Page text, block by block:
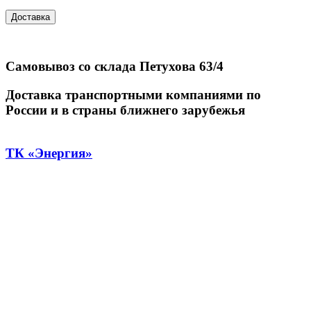
Доставка
Самовывоз со склада Петухова 63/4
Доставка транспортными компаниями по
России и в страны ближнего зарубежья
ТК «Энергия»